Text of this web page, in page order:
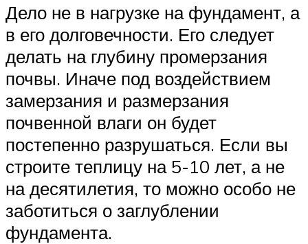
Дело не в нагрузке на фундамент, а
в его долговечности. Его следует
делать на глубину промерзания
почвы. Иначе под воздействием
замерзания и размерзания
почвенной влаги он будет
постепенно разрушаться. Если вы
строите теплицу на 5-10 лет, а не
на десятилетия, то можно особо не
заботиться о заглублении
фундамента.